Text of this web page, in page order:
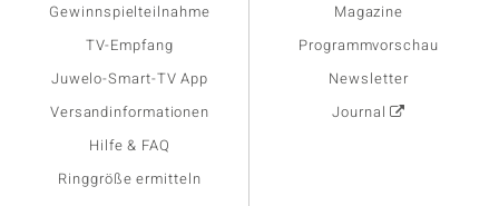
Gewinnspielteilnahme
TV-Empfang
Juwelo-Smart-TV App
Versandinformationen
Hilfe & FAQ
Ringgröße ermitteln
Magazine
Programmvorschau
Newsletter
Journal